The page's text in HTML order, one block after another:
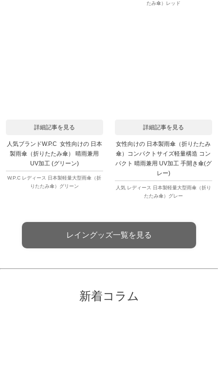
たみ傘）レッド
詳細記事を見る
人気ブランドW.P.C 女性向けの 日本
製雨傘（折りたたみ傘） 晴雨兼用
UV加工 (グリーン)
W.P.C レディース 日本製軽量大型雨傘（折
りたたみ傘）グリーン
詳細記事を見る
女性向けの 日本製雨傘（折りたたみ
傘）コンパクトサイズ軽量構造 コン
パクト 晴雨兼用 UV加工 手開き傘(グ
レー)
人気 レディース 日本製軽量大型雨傘（折り
たたみ傘）グレー
レイングッズ一覧を見る
新着コラム